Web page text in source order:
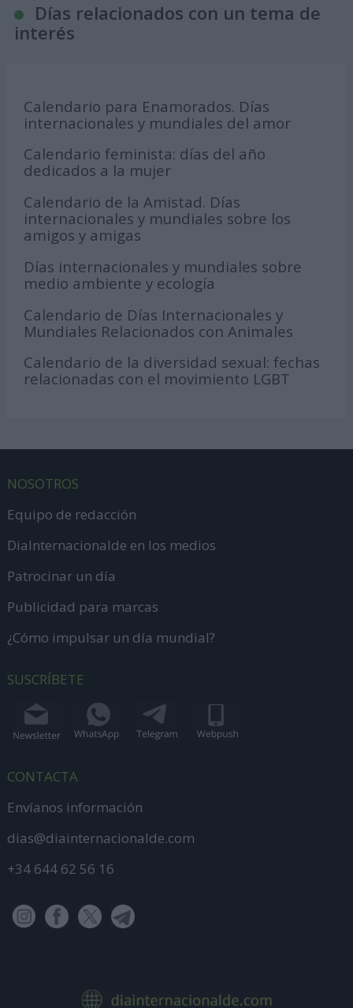
Días relacionados con un tema de
interés
Calendario para Enamorados. Días
internacionales y mundiales del amor
Calendario feminista: días del año
dedicados a la mujer
Calendario de la Amistad. Días
internacionales y mundiales sobre los
amigos y amigas
Días internacionales y mundiales sobre
medio ambiente y ecología
Calendario de Días Internacionales y
Mundiales Relacionados con Animales
Calendario de la diversidad sexual: fechas
relacionadas con el movimiento LGBT
NOSOTROS
Equipo de redacción
DiaInternacionalde en los medios
Patrocinar un día
Publicidad para marcas
¿Cómo impulsar un día mundial?
SUSCRÍBETE
CONTACTA
Envíanos información
dias@diainternacionalde.com
+34 644 62 56 16